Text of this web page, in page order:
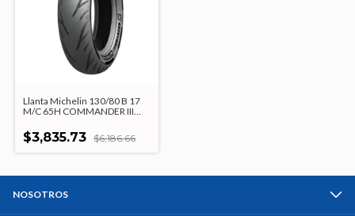
Llanta Michelin 130/80 B 17
M/C 65H COMMANDER III
$3,835.73 $6,186.66
NOSOTROS